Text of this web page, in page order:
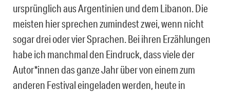
ursprünglich aus Argentinien und dem Libanon. Die
meisten hier sprechen zumindest zwei, wenn nicht
sogar drei oder vier Sprachen. Bei ihren Erzählungen
habe ich manchmal den Eindruck, dass viele der
Autor*innen das ganze Jahr über von einem zum
anderen Festival eingeladen werden, heute in